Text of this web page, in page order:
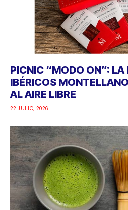
PICNIC “MODO ON”: LA
IBÉRICOS
AL AIRE LIBRE
22 JULIO, 2026